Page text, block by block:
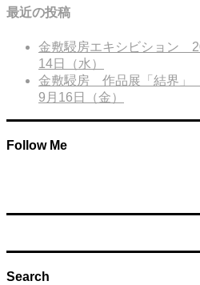
最近の投稿
金敷駸房エキシビション
14日（水）
金敷駸房 作品展「結界」
9月16日（金）
Follow Me
Search